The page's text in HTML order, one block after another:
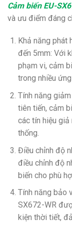
Cảm biến EU-
và ưu điểm đáng
Khả năng phát
đến 5mm: Với
phạm vi, cảm
trong nhiều
Tính năng
tiên tiến, cảm
các tín hiệu
thống.
Điều chỉnh độ
điều chỉnh độ
biến cho phù
Tính năng bảo
SX672-WR
kiện thời tiết,